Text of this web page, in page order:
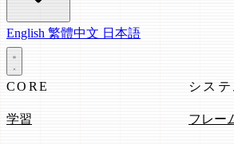
English 繁體中文 日本語
CORE
学習
システ
フレー